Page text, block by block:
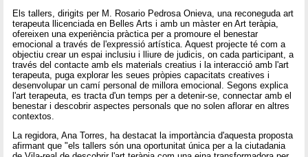
Els tallers, dirigits per M. Rosario Pedrosa Onieva, una reconeguda art
terapeuta llicenciada en Belles Arts i amb un màster en Art teràpia,
ofereixen una experiència pràctica per a promoure el benestar
emocional a través de l'expressió artística. Aquest projecte té com a
objectiu crear un espai inclusiu i lliure de judicis, on cada participant, a
través del contacte amb els materials creatius i la interacció amb l'art
terapeuta, puga explorar les seues pròpies capacitats creatives i
desenvolupar un camí personal de millora emocional. Segons explica
l'art terapeuta, es tracta d'un temps per a detenir-se, connectar amb el
benestar i descobrir aspectes personals que no solen aflorar en altres
contextos.
La regidora, Ana Torres, ha destacat la importància d'aquesta proposta
afirmant que "els tallers són una oportunitat única per a la ciutadania